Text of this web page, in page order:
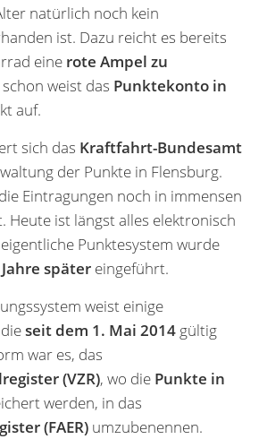
natürlich noch kein
ist. Dazu reicht es bereits
eine rote Ampel zu
weist das Punktekonto in
auf.
sich das Kraftfahrt-Bundesamt
der Punkte in Flensburg.
Eintragungen noch in immensen
Heute ist längst alles elektronisch
Punktesystem wurde
später eingeführt.
weist einige
seit dem 1. Mai 2014 gültig
war es, das
(VZR), wo die Punkte in
werden, in das
(FAER) umzubenennen.